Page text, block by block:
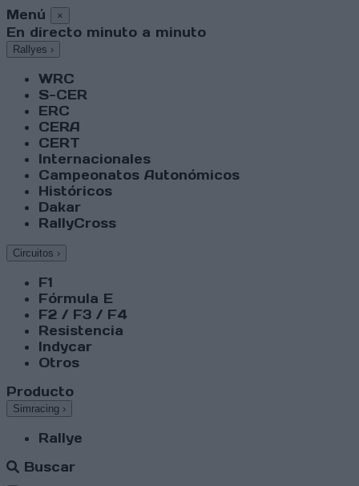
Menú ×
En directo minuto a minuto
Rallyes ›
WRC
S-CER
ERC
CERA
CERT
Internacionales
Campeonatos Autonómicos
Históricos
Dakar
RallyCross
Circuitos ›
F1
Fórmula E
F2 / F3 / F4
Resistencia
Indycar
Otros
Producto
Simracing ›
Rallye
Buscar